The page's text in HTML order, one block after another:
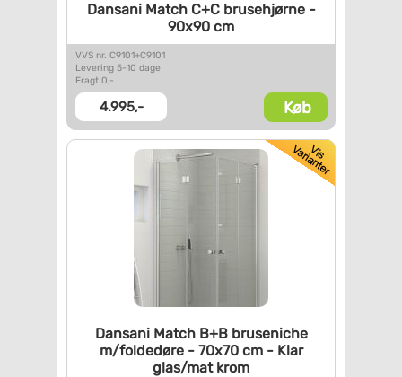
Dansani Match C+C brusehjørne-
90x90 cm
VVS nr. C9101+C9101
Levering 5-10 dage
Fragt 0,-
4.995,- Køb
Dansani Match B+B bruseniche
m/foldedøre - 70x70 cm - Klar
glas/mat krom